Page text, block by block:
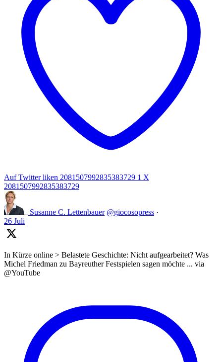
Auf Twitter liken 2081507992835383729 1 X
2081507992835383729
Susanne C. Lettenbauer @giocosopress ·
26 Juli
In Kürze online > Belastete Geschichte: Nicht aufgearbeitet? Was
Michel Friedman zu Bayreuther Festspielen sagen möchte ... via
@YouTube